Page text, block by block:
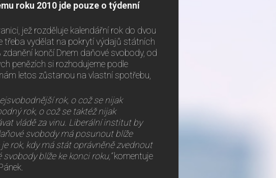
roku 2010 jde pouze o týdenní
jež rozděluje kalendářní rok do dvou
třeba vydělat na pokrytí výdajů státních
končí Dnem daňové svobody, od
penězích si rozhodujeme podle
letos zůstanou na vlastní spotřebu,
rok, o což se nijak
rok, o což se taktéž nijak
vládě za vinu. Liberální institut by
svobody má posunout blíže
rok, kdy má stát oprávněně zvednout
blíže ke konci roku,“komentuje